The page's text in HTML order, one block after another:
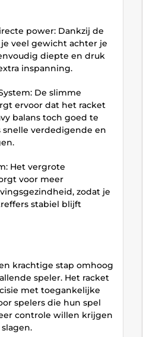
power: Dankzij de
veel gewicht achter je
diepte en druk
inspanning.
De slimme
ervoor dat het racket
balans toch goed te
verdedigende en
Het vergrote
voor meer
zodat je
stabiel blijft
krachtige stap omhoog
speler. Het racket
met toegankelijke
spelers die hun spel
controle willen krijgen